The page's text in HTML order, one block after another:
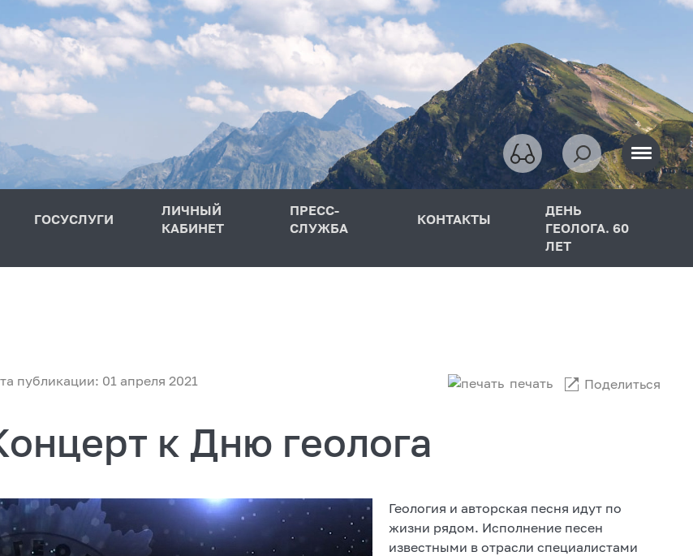
ГОСУСЛУГИ
ЛИЧНЫЙ
КАБИНЕТ
ПРЕСС-
СЛУЖБА
КОНТАКТЫ
ДЕНЬ
ГЕОЛОГА. 60
ЛЕТ
публикации: 01 апреля 2021 печать Поделиться
к Дню геолога
Геология и авторская песня идут по
жизни рядом. Исполнение песен
известными в отрасли специалистами